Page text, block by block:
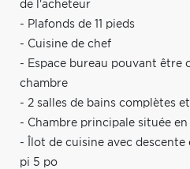
de l'acheteur
- Plafonds de 11 pieds
- Cuisine de chef
- Espace bureau pouvant être
chambre
- 2 salles de bains complètes et
- Chambre principale située en
- Îlot de cuisine avec
pi 5 po